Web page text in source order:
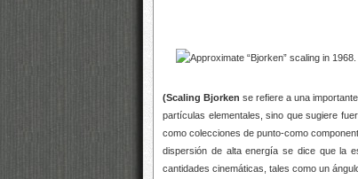
(Scaling Bjorken se refiere a una
partículas elementales, sino que sugiere
como colecciones de punto-como
dispersión de alta energía se dice que la
cantidades cinemáticas, tales como un